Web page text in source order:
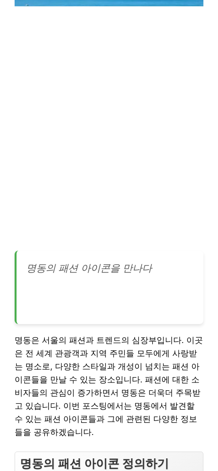
명동의 패션 아이콘을 만나다
명동은 서울의 패션과 트렌드의 심장부입니다. 이곳
은 전 세계 관광객과 지역 주민들 모두에게 사랑받
는 명소로, 다양한 스타일과 개성이 넘치는 패션 아
이콘들을 만날 수 있는 장소입니다. 패션에 대한 소
비자들의 관심이 증가하면서 명동은 더욱더 주목받
고 있습니다. 이번 포스팅에서는 명동에서 발견할
수 있는 패션 아이콘들과 그에 관련된 다양한 정보
들을 공유하겠습니다.
명동의 패션 아이콘 정의하기